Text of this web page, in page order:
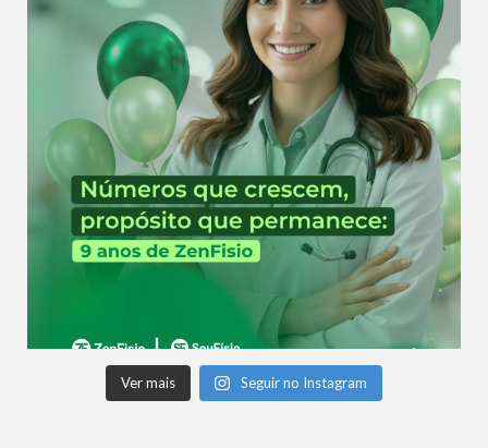
Ver mais Seguir no Instagram